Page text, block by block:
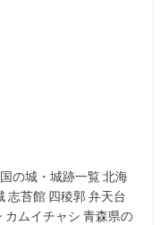
の城・城跡一覧 北海
志苔館 四稜郭 弁天台
カムイチャシ 青森県の